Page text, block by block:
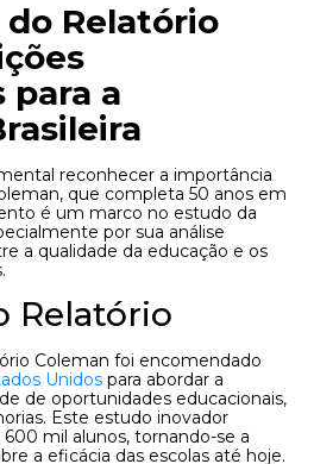
do Relatório
para a
reconhecer a importância
que completa 50 anos em
é um marco no estudo da
por sua análise
a qualidade da educação e os
Relatório
Coleman foi encomendado
Unidos para abordar a
de oportunidades educacionais,
Este estudo inovador
mil alunos, tornando-se a
a eficácia das escolas até hoje.